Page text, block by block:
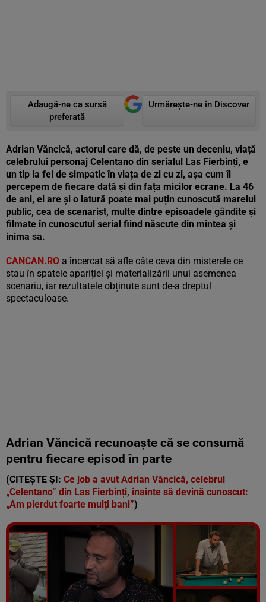
Adaugă-ne ca sursă
preferată
Urmărește-ne în Discover
Adrian Văncică, actorul care dă, de peste un deceniu, viață
celebrului personaj Celentano din serialul Las Fierbinți, e
un tip la fel de simpatic în viața de zi cu zi, așa cum îl
percepem de fiecare dată și din fața micilor ecrane. La 46
de ani, el are și o latură poate mai puțin cunoscută marelui
public, cea de scenarist, multe dintre episoadele gândite și
filmate în cunoscutul serial fiind născute din mintea și
inima sa.
CANCAN.RO a încercat să afle câte ceva din misterele ce
stau în spatele apariției și materializării unui asemenea
scenariu, iar rezultatele obținute sunt de-a dreptul
spectaculoase.
Adrian Văncică recunoaște că se consumă
pentru fiecare episod în parte
(CITEȘTE ȘI: Ce job a avut Adrian Văncică, celebrul
„Celentano” din Las Fierbinți, înainte să devină cunoscut:
„Am pierdut foarte mulți bani”)